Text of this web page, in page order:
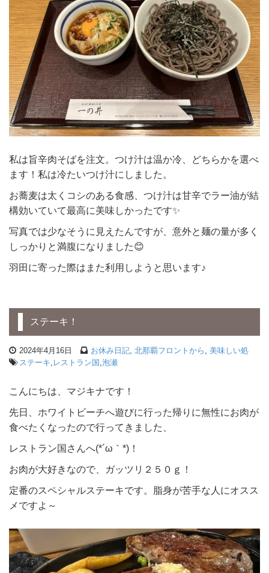
私は旨辛肉そばを注文。つけ汁は温か冷、どちらかを選べ
ます！私は冷たいつけ汁にしました。
お蕎麦は太くコシのある食感、つけ汁は甘辛でラー油が結
構効いていて最高に美味しかったです✨
写真では少なそうに見えたんですが、意外と麺の量が多く
しっかりと満腹になりました😊
羽田に寄った際はまた利用しようと思います♪
ステーキ！
2024年4月16日 お休み日記 北那覇フロントから
美味しい処
ステーキ レストラン国 泡瀬
こんにちは、マジキナです！
先日、ホワイトビーチへ遊びに行った帰りに無性にお肉が
食べたくなったので行ってきました、
レストラン国さんへ(*´ω｀*)！
お肉が大好きなので、ガッツリ２５０ｇ！
定番のスペシャルステーキです。脂身が苦手な人にオスス
メですよ～